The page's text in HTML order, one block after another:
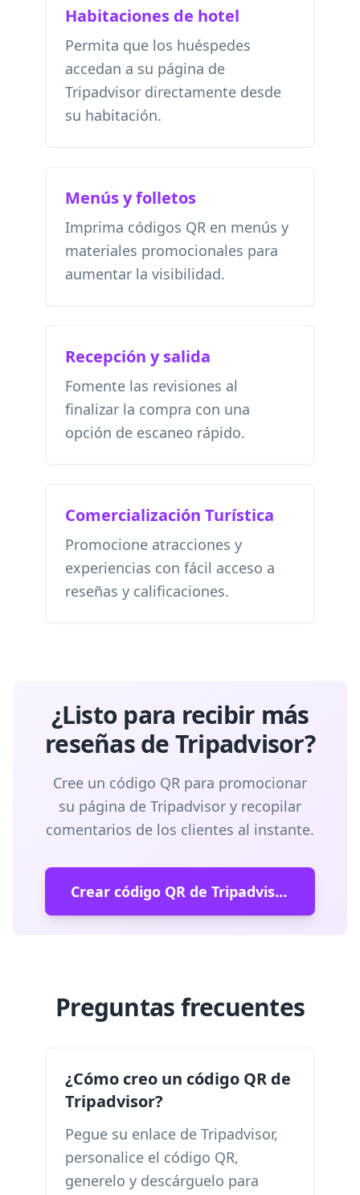
Habitaciones de hotel
Permita que los huéspedes
accedan a su página de
Tripadvisor directamente desde
su habitación.
Menús y folletos
Imprima códigos QR en menús y
materiales promocionales para
aumentar la visibilidad.
Recepción y salida
Fomente las revisiones al
finalizar la compra con una
opción de escaneo rápido.
Comercialización Turística
Promocione atracciones y
experiencias con fácil acceso a
reseñas y calificaciones.
¿Listo para recibir más
reseñas de Tripadvisor?
Cree un código QR para promocionar
su página de Tripadvisor y recopilar
comentarios de los clientes al instante.
Crear código QR de Tripadvisor
Preguntas frecuentes
¿Cómo creo un código QR de
Tripadvisor?
Pegue su enlace de Tripadvisor,
personalice el código QR,
generelo y descárguelo para